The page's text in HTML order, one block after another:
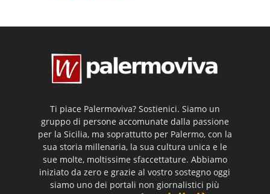
Ti piace Palermoviva? Sostienici. Siamo un
gruppo di persone accomunate dalla passione
per la Sicilia, ma soprattutto per Palermo, con la
sua storia millenaria, la sua cultura unica e le
sue molte, moltissime sfaccettature. Abbiamo
iniziato da zero e grazie al vostro sostegno oggi
siamo uno dei portali non giornalistici più